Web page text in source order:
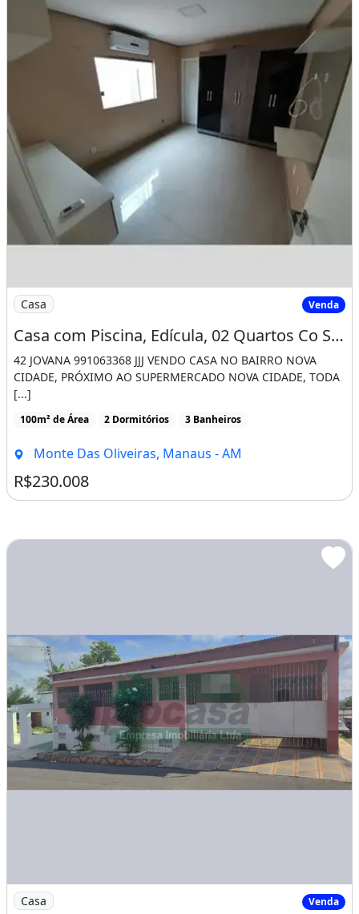
Imagem: Casa com Piscina, Edícula, 02 Quartos Co
Casa Venda
Casa com Piscina, Edícula, 02 Quartos Co Suite
42 JOVANA 991063368 JJJ VENDO CASA NO BAIRRO NOVA
CIDADE, PRÓXIMO AO SUPERMERCADO NOVA CIDADE, TODA
[...]
100m² de Área 2 Dormitórios 3 Banheiros
Monte Das Oliveiras, Manaus - AM
R$230.008
Imagem: VENDE SE CASA NO MONTE DAS OLIVEIRAS
Casa Venda